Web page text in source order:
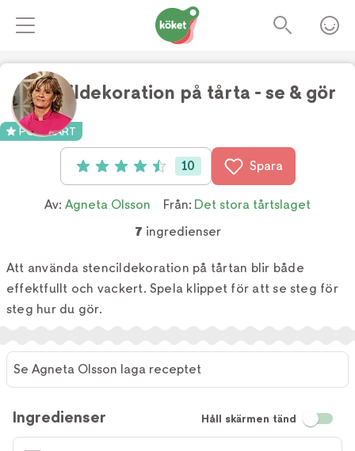
Stencildekoration på tårta - se & gör
POPULÄRT
Betyg: 4.5 av 5 (10 röster)
10 Spara
Av: Agneta Olsson Från: Det stora tårtslaget
7 ingredienser
Att använda stencildekoration på tårtan blir både
effektfullt och vackert. Spela klippet för att se steg för
steg hur du gör.
Se Agneta Olsson laga receptet
Ingredienser Håll skärmen tänd